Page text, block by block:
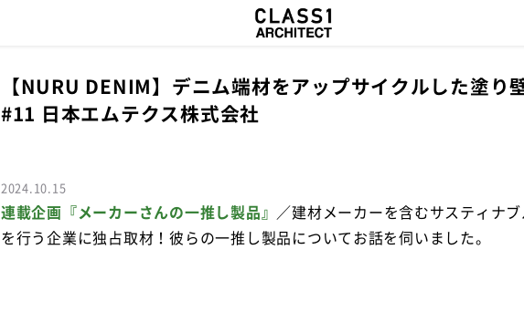
【NURU DENIM】デニム端材をアップサイクルした塗
#11 日本エムテクス株式会社
2024.10.15
連載企画『メーカーさんの一推し製品』 ／建材メーカーを含むサスティナ
を行う企業に独占取材！彼らの一推し製品についてお話を伺いました。